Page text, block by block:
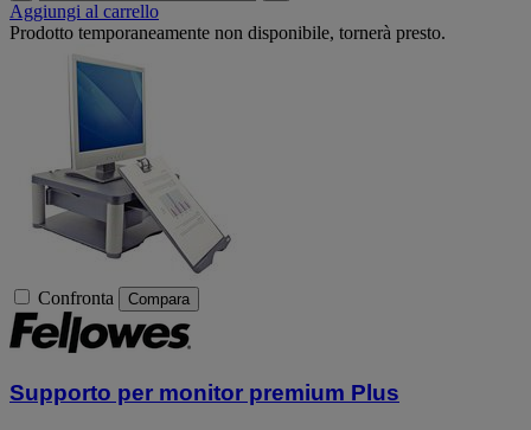
Aggiungi al carrello
Prodotto temporaneamente non disponibile, tornerà presto.
Confronta Compara
Supporto per monitor premium Plus